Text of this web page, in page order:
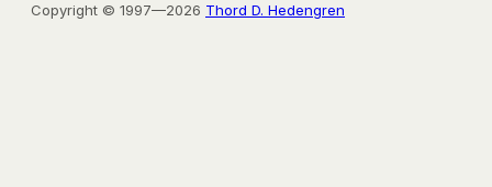
Copyright © 1997—2026 Thord D. Hedengren